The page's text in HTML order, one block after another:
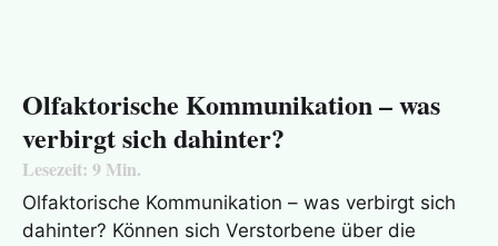
Olfaktorische Kommunikation – was
verbirgt sich dahinter?
Lesezeit: 9 Min.
Olfaktorische Kommunikation – was verbirgt sich
dahinter? Können sich Verstorbene über die